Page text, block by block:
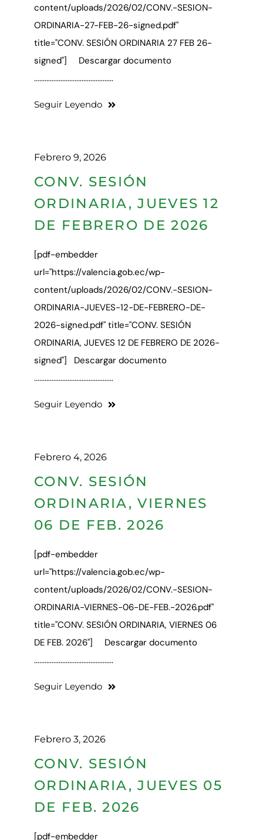
content/uploads/2026/02/CONV.-SESION-
ORDINARIA-27-FEB-26-signed.pdf"
title="CONV. SESIÓN ORDINARIA 27 FEB 26-
signed"] Descargar documento
.............................................
Seguir Leyendo
Febrero 9, 2026
CONV. SESIÓN
ORDINARIA, JUEVES 12
DE FEBRERO DE 2026
[pdf-embedder
url="https://valencia.gob.ec/wp-
content/uploads/2026/02/CONV.-SESION-
ORDINARIA-JUEVES-12-DE-FEBRERO-DE-
2026-signed.pdf" title="CONV. SESIÓN
ORDINARIA, JUEVES 12 DE FEBRERO DE 2026-
signed"] Descargar documento
.............................................
Seguir Leyendo
Febrero 4, 2026
CONV. SESIÓN
ORDINARIA, VIERNES
06 DE FEB. 2026
[pdf-embedder
url="https://valencia.gob.ec/wp-
content/uploads/2026/02/CONV.-SESION-
ORDINARIA-VIERNES-06-DE-FEB.-2026.pdf"
title="CONV. SESIÓN ORDINARIA, VIERNES 06
DE FEB. 2026"] Descargar documento
.............................................
Seguir Leyendo
Febrero 3, 2026
CONV. SESIÓN
ORDINARIA, JUEVES 05
DE FEB. 2026
[pdf-embedder